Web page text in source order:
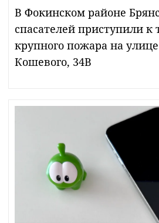
В Фокинском районе
спасателей приступили
крупного пожара на
Кошевого, 34В